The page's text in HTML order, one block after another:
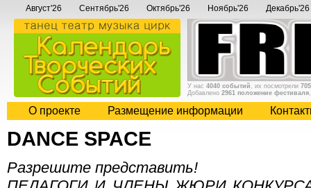
Август'26 Сентябрь'26 Октябрь'26 Ноябрь'26 Декабрь'26
У нас 4040 событий , их посмотрели
Добавлено 2961 положение фестиваля
О проекте Размещение информации
DANCE SPACE
Разрешите представить!